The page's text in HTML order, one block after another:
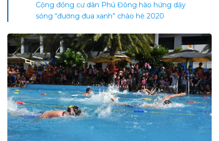
Cộng đồng cư dân Phú Đông hào hứng dậy
sóng “đường đua xanh” chào hè 2020